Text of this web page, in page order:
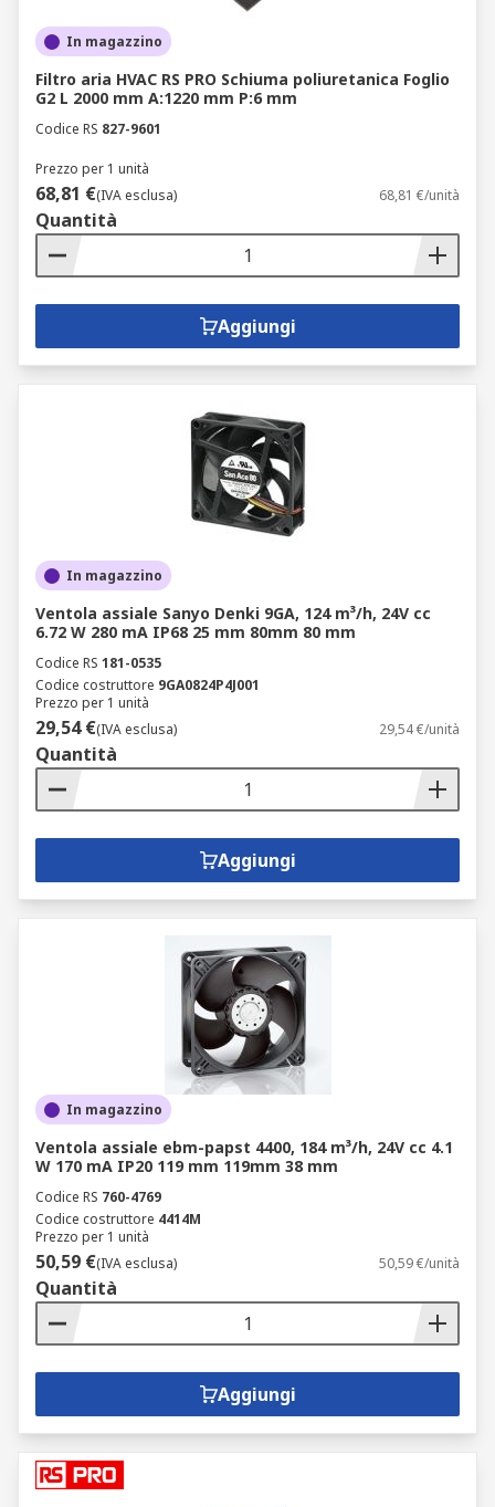
In magazzino
Filtro aria HVAC RS PRO Schiuma poliuretanica Foglio
G2 L 2000 mm A:1220 mm P:6 mm
Codice RS 827-9601
Prezzo per 1 unità
68,81 €(IVA esclusa) 68,81 €/unità
Quantità
Aggiungi
In magazzino
Ventola assiale Sanyo Denki 9GA, 124 m³/h, 24V cc
6.72 W 280 mA IP68 25 mm 80mm 80 mm
Codice RS 181-0535
Codice costruttore 9GA0824P4J001
Prezzo per 1 unità
29,54 €(IVA esclusa) 29,54 €/unità
Quantità
Aggiungi
In magazzino
Ventola assiale ebm-papst 4400, 184 m³/h, 24V cc 4.1
W 170 mA IP20 119 mm 119mm 38 mm
Codice RS 760-4769
Codice costruttore 4414M
Prezzo per 1 unità
50,59 €(IVA esclusa) 50,59 €/unità
Quantità
Aggiungi